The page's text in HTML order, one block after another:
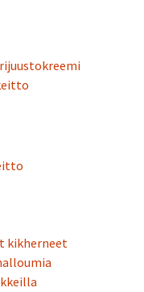
kikherneet